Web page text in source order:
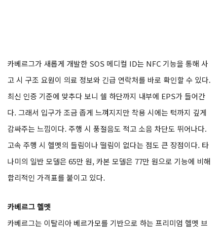
카베르그가 새롭게 개발한 SOS 메디컬 ID는 NFC 기능을 통해 사
고 시 구조 요원이 의료 정보와 긴급 연락처를 바로 확인할 수 있다.
최신 인증 기준에 맞추다 보니 쉘 하단까지 내부에 EPS가 들어간
다. 그래서 입구가 조금 좁게 느껴지지만 착용 시에는 턱까지 깊게
감싸주는 느낌이다. 주행 시 풍절음도 적고 소음 차단도 뛰어나다.
고속 주행 시 헬멧의 들림이나 떨림이 없다는 점도 큰 장점이다. 타
나미의 일반 모델은 65만 원, 카본 모델은 77만 원으로 기능에 비해
합리적인 가격표를 붙이고 있다.
카베르그 헬멧
카베르그는 이탈리아 베르가모를 기반으로 하는 프리미엄 헬멧 브